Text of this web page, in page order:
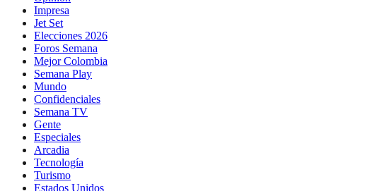
Impresa
Jet Set
Elecciones 2026
Foros Semana
Mejor Colombia
Semana Play
Mundo
Confidenciales
Semana TV
Gente
Especiales
Arcadia
Tecnología
Turismo
Estados Unidos